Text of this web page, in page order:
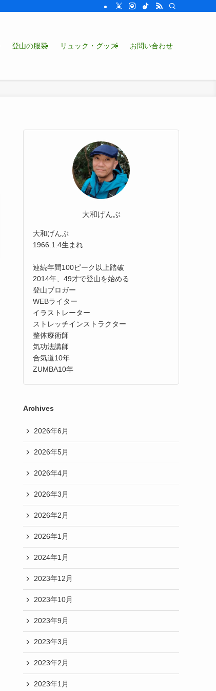
登山の服装 リュック・グッズ お問い合わせ
大和げんぶ
大和げんぶ
1966.1.4生まれ
連続年間100ピーク以上踏破
2014年、49才で登山を始める
登山ブロガー
WEBライター
イラストレーター
ストレッチインストラクター
整体療術師
気功法講師
合気道10年
ZUMBA10年
Archives
2026年6月
2026年5月
2026年4月
2026年3月
2026年2月
2026年1月
2024年1月
2023年12月
2023年10月
2023年9月
2023年3月
2023年2月
2023年1月